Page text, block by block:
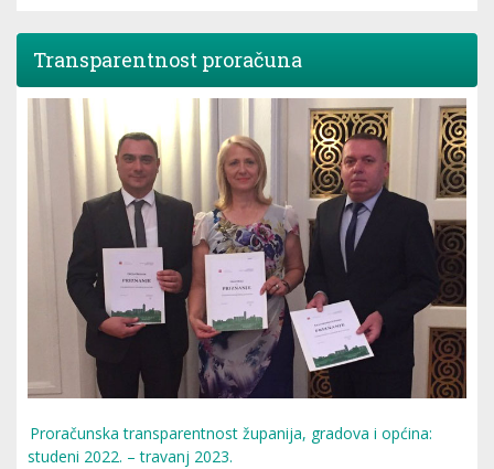
Transparentnost proračuna
Proračunska transparentnost županija, gradova i općina:
studeni 2022. – travanj 2023.